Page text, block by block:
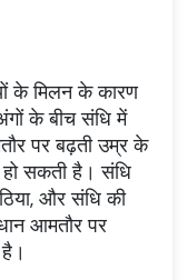
के मिलन के कारण
के बीच संधि में
पर बढ़ती उम्र के
हो सकती है। संधि
और संधि की
आमतौर पर